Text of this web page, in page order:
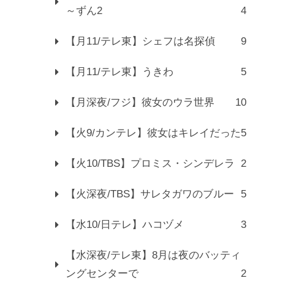
～ずん2
4
【月11/テレ東】シェフは名探偵 9
【月11/テレ東】うきわ 5
【月深夜/フジ】彼女のウラ世界 10
【火9/カンテレ】彼女はキレイだった5
【火10/TBS】プロミス・シンデレラ 2
【火深夜/TBS】サレタガワのブルー 5
【水10/日テレ】ハコヅメ 3
【水深夜/テレ東】8月は夜のバッティ
ングセンターで
2